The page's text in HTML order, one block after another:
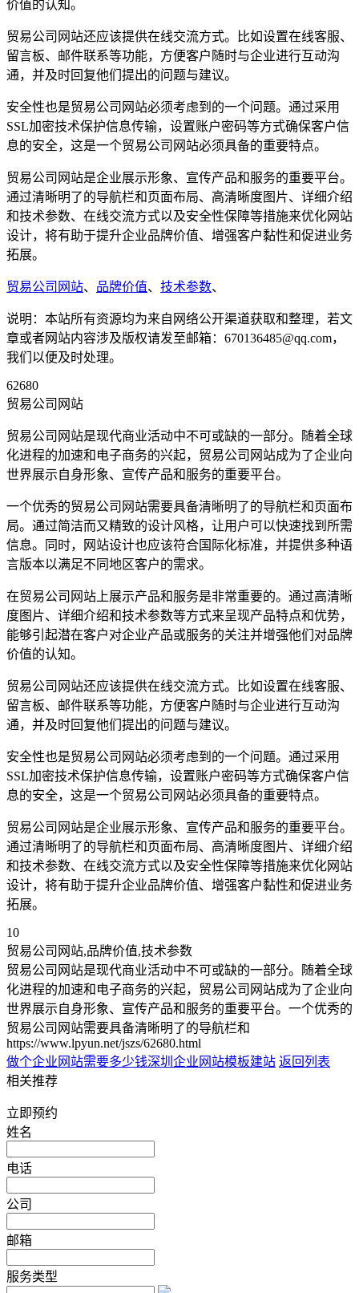
价值的认知。
贸易公司网站还应该提供在线交流方式。比如设置在线客服、
留言板、邮件联系等功能，方便客户随时与企业进行互动沟
通，并及时回复他们提出的问题与建议。
安全性也是贸易公司网站必须考虑到的一个问题。通过采用
SSL加密技术保护信息传输，设置账户密码等方式确保客户信
息的安全，这是一个贸易公司网站必须具备的重要特点。
贸易公司网站是企业展示形象、宣传产品和服务的重要平台。
通过清晰明了的导航栏和页面布局、高清晰度图片、详细介绍
和技术参数、在线交流方式以及安全性保障等措施来优化网站
设计，将有助于提升企业品牌价值、增强客户黏性和促进业务
拓展。
贸易公司网站、 品牌价值、 技术参数、
说明：本站所有资源均为来自网络公开渠道获取和整理，若文
章或者网站内容涉及版权请发至邮箱：670136485@qq.com，
我们以便及时处理。
62680
贸易公司网站
贸易公司网站是现代商业活动中不可或缺的一部分。随着全球
化进程的加速和电子商务的兴起，贸易公司网站成为了企业向
世界展示自身形象、宣传产品和服务的重要平台。
一个优秀的贸易公司网站需要具备清晰明了的导航栏和页面布
局。通过简洁而又精致的设计风格，让用户可以快速找到所需
信息。同时，网站设计也应该符合国际化标准，并提供多种语
言版本以满足不同地区客户的需求。
在贸易公司网站上展示产品和服务是非常重要的。通过高清晰
度图片、详细介绍和技术参数等方式来呈现产品特点和优势，
能够引起潜在客户对企业产品或服务的关注并增强他们对品牌
价值的认知。
贸易公司网站还应该提供在线交流方式。比如设置在线客服、
留言板、邮件联系等功能，方便客户随时与企业进行互动沟
通，并及时回复他们提出的问题与建议。
安全性也是贸易公司网站必须考虑到的一个问题。通过采用
SSL加密技术保护信息传输，设置账户密码等方式确保客户信
息的安全，这是一个贸易公司网站必须具备的重要特点。
贸易公司网站是企业展示形象、宣传产品和服务的重要平台。
通过清晰明了的导航栏和页面布局、高清晰度图片、详细介绍
和技术参数、在线交流方式以及安全性保障等措施来优化网站
设计，将有助于提升企业品牌价值、增强客户黏性和促进业务
拓展。
10
贸易公司网站,品牌价值,技术参数
贸易公司网站是现代商业活动中不可或缺的一部分。随着全球
化进程的加速和电子商务的兴起，贸易公司网站成为了企业向
世界展示自身形象、宣传产品和服务的重要平台。一个优秀的
贸易公司网站需要具备清晰明了的导航栏和
https://www.lpyun.net/jszs/62680.html
做个企业网站需要多少钱深圳企业网站模板建站 返回列表
相关推荐
立即预约
姓名
电话
公司
邮箱
服务类型